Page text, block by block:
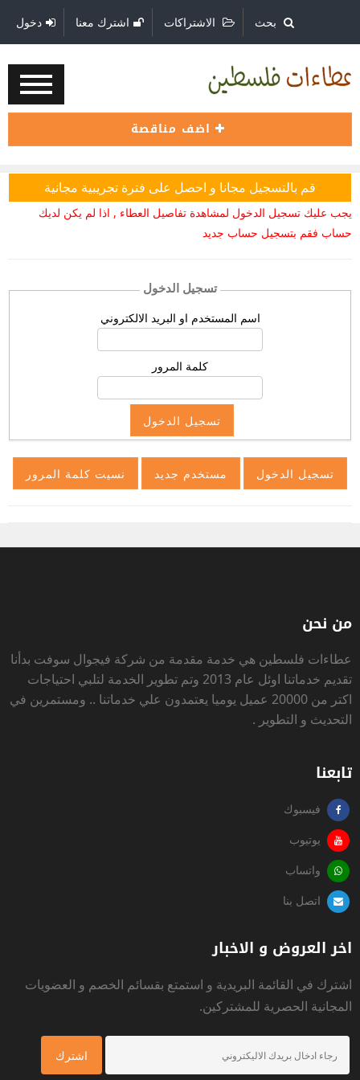
بحث الاشتراكات اشترك معنا دخول
اضف مناقصة
قم بالتسجيل مجانا و احصل على فترة تجريبية مجانية
يجب عليك تسجيل الدخول لمشاهدة تفاصيل العطاء , اذا لم يكن لديك
حساب فقم بتسجيل حساب جديد
تسجيل الدخول
اسم المستخدم او البريد الالكتروني
كلمة المرور
من نحن
عطاءات فلسطينهي خدمة مقدمة من شركة فيجوال سوفت بدأنا
تقديم خدماتنا اوئل عام 2013 وتم تطوير الخدمة لتلبي احتياجات
اكتر من 20000 عميل يوميا يعتمدون علي خدماتنا .. ومستمرين في
التحديث و التطوير .
تابعنا
فيسبوك
يوتيوب
واتساب
اتصل بنا
اخر العروض و الاخبار
اشترك في القائمة البريدية و استمتع بقسائم الخصم و العضويات
المجانية الحصرية للمشتركين.